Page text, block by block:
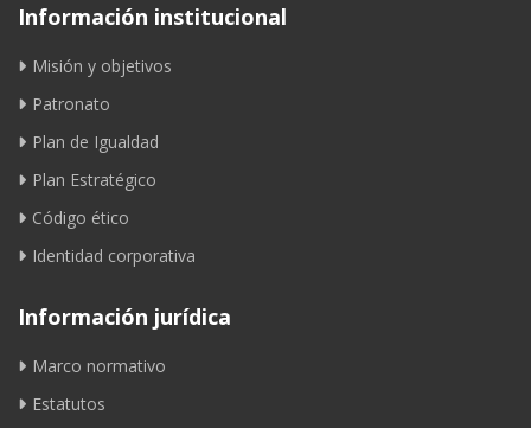
Información institucional
Misión y objetivos
Patronato
Plan de Igualdad
Plan Estratégico
Código ético
Identidad corporativa
Información jurídica
Marco normativo
Estatutos